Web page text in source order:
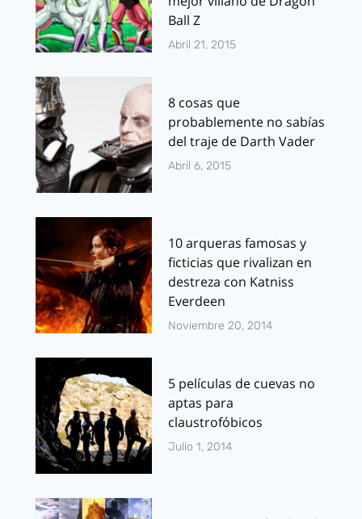
Ball Z
Abril 21, 2015
8 cosas que
probablemente no sabías
del traje de Darth Vader
Abril 6, 2015
10 arqueras famosas y
ficticias que rivalizan en
destreza con Katniss
Everdeen
Noviembre 20, 2014
5 películas de cuevas no
aptas para
claustrofóbicos
Julio 1, 2014